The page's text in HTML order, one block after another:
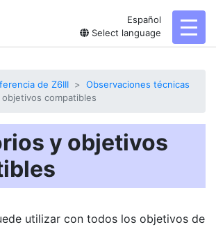
Español
Select language
de Z6III
Observaciones técnicas
compatibles
y objetivos
utilizar con todos los objetivos de